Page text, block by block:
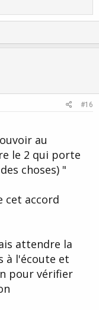
#16
au
le 2 qui porte
choses) "
cet accord
attendre la
à l'écoute et
pour vérifier